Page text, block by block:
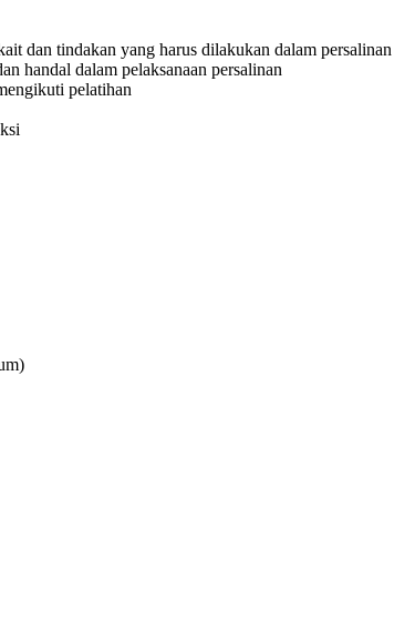
dan tindakan yang harus dilakukan dalam persalinan
handal dalam pelaksanaan persalinan
pelatihan